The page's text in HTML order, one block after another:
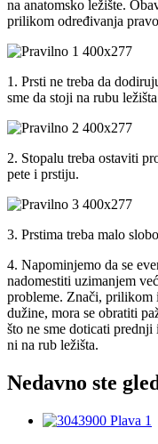
na anatomsko ležište.
prilikom određivanja
1. Prsti ne treba da
sme da stoji na rubu
2. Stopalu treba ostaviti
pete i prstiju.
3. Prstima treba malo
4. Napominjemo da se
nadomestiti uzimanjem
probleme. Znači, prilikom
dužine, mora se obratiti
što ne sme doticati prednji
ni na rub ležišta.
Nedavno ste